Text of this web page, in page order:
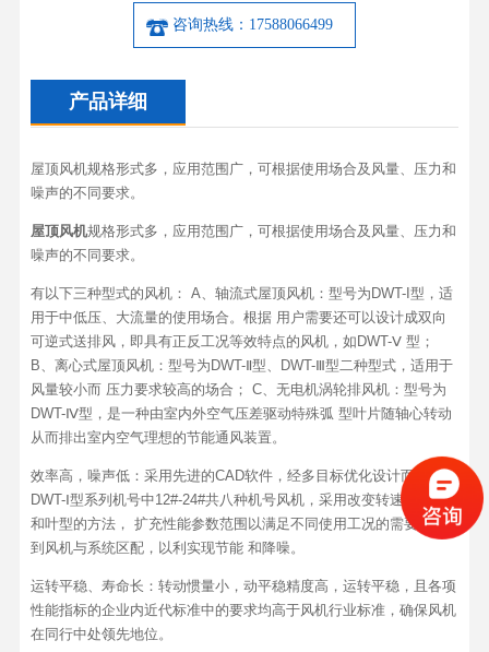
咨询热线：17588066499
产品详细
屋顶风机规格形式多，应用范围广，可根据使用场合及风量、压力和
噪声的不同要求。
屋顶风机规格形式多，应用范围广，可根据使用场合及风量、压力和
噪声的不同要求。
有以下三种型式的风机： A、轴流式屋顶风机：型号为DWT-I型，适
用于中低压、大流量的使用场合。根据 用户需要还可以设计成双向
可逆式送排风，即具有正反工况等效特点的风机，如DWT-Ⅴ 型；
B、离心式屋顶风机：型号为DWT-Ⅱ型、DWT-Ⅲ型二种型式，适用于
风量较小而 压力要求较高的场合； C、无电机涡轮排风机：型号为
DWT-Ⅳ型，是一种由室内外空气压差驱动特殊弧 型叶片随轴心转动
从而排出室内空气理想的节能通风装置。
效率高，噪声低：采用先进的CAD软件，经多目标优化设计而成。
DWT-Ⅰ型系列机号中12#-24#共八种机号风机，采用改变转速、角度
和叶型的方法， 扩充性能参数范围以满足不同使用工况的需要，达
到风机与系统区配，以利实现节能 和降噪。
运转平稳、寿命长：转动惯量小，动平稳精度高，运转平稳，且各项
性能指标的企业内近代标准中的要求均高于风机行业标准，确保风机
在同行中处领先地位。